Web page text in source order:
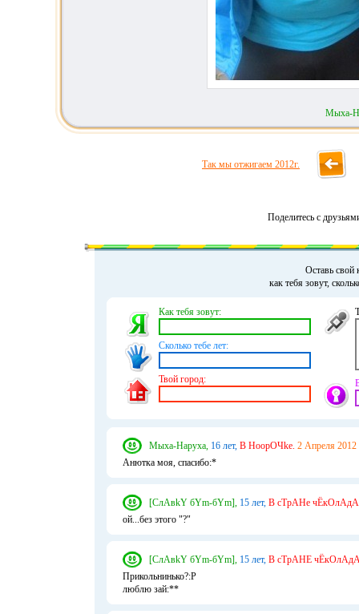
Мыха-
Так мы отжигаем 2012г.
Поделитесь с
Оставь свой
как тебя зовут,
Как тебя зовут:
Сколько тебе лет:
Твой город:
Мыха-Наруха, 16 лет, В НоорОЧke. 2 Апреля 2012
Анютка моя, спасибо:*
[СлАвkY бYm-бYm], 15 лет, В сТрАНе
ой...без этого "?"
[СлАвkY бYm-бYm], 15 лет, В сТрАНЕ
Прикольнинько?:Р
люблю зай:**